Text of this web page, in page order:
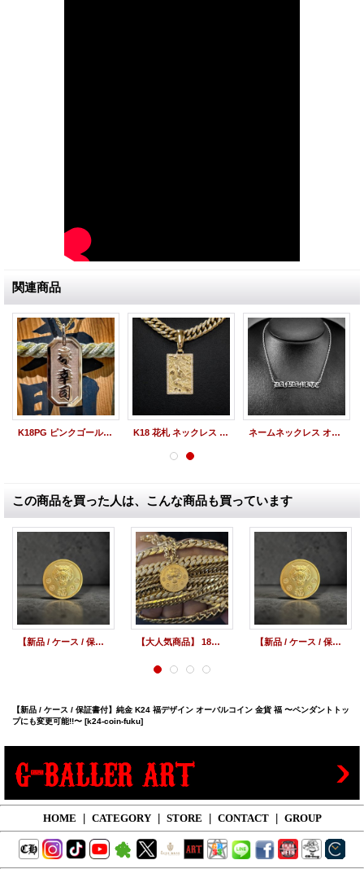
関連商品
K18PG ピンクゴールド 喧嘩札ペンダント 梵字 漢字 製作オーダー "カーン・幸・司" カスタムオーダーメイド 製作実績（中サイズ） K18 花札 ネックレス ペンダント オーダーメイド アクセサリー "梅に鶯" 製作実績 ネームネックレス オーダー "DANDIMITE" メンズ レディース ネームオーダー 製作実績
この商品を買った人は、こんな商品も買っています
【新品 / ケース / 保証書付】純金 K24 タイガーデザイン コイン 金貨 M 虎 福 〜ペンダントトップにも変更可能!!〜 【大人気商品】 18金コインペンダントトップ タイガーデザイン Lサイズ 金貨ペンダント 【新品 / ケース / 保証書付】純金 K24 タイガーデザイン コイン 金貨 M 虎 福 〜ペンダントトップにも変更可能!!〜
【新品 / ケース / 保証書付】純金 K24 福デザイン オーバルコイン 金貨 福 〜ペンダントトッ
プにも変更可能!!〜 [k24-coin-fuku]
HOME | CATEGORY | STORE | CONTACT | GROUP